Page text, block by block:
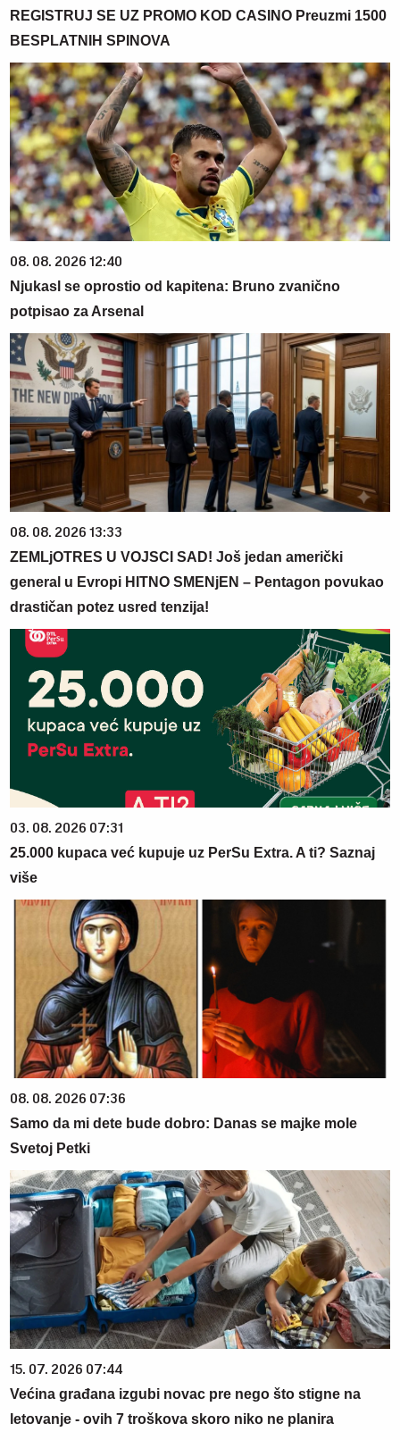
REGISTRUJ SE UZ PROMO KOD CASINO Preuzmi 1500
BESPLATNIH SPINOVA
08. 08. 2026 12:40
Njukasl se oprostio od kapitena: Bruno zvanično
potpisao za Arsenal
08. 08. 2026 13:33
ZEMLjOTRES U VOJSCI SAD! Još jedan američki
general u Evropi HITNO SMENjEN – Pentagon povukao
drastičan potez usred tenzija!
03. 08. 2026 07:31
25.000 kupaca već kupuje uz PerSu Extra. A ti? Saznaj
više
08. 08. 2026 07:36
Samo da mi dete bude dobro: Danas se majke mole
Svetoj Petki
15. 07. 2026 07:44
Većina građana izgubi novac pre nego što stigne na
letovanje - ovih 7 troškova skoro niko ne planira